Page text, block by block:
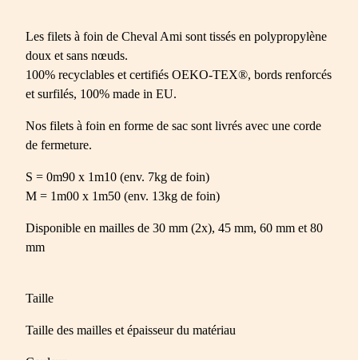
Les filets à foin de Cheval Ami sont tissés en polypropylène
doux et sans nœuds.
100% recyclables et certifiés OEKO-TEX®, bords renforcés
et surfilés, 100% made in EU.
Nos filets à foin en forme de sac sont livrés avec une corde
de fermeture.
S = 0m90 x 1m10 (env. 7kg de foin)
M = 1m00 x 1m50 (env. 13kg de foin)
Disponible en mailles de 30 mm (2x), 45 mm, 60 mm et 80
mm
Taille
Taille des mailles et épaisseur du matériau